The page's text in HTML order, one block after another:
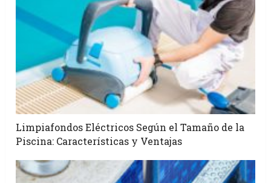
Limpiafondos Eléctricos Según el Tamaño de la
Piscina: Características y Ventajas